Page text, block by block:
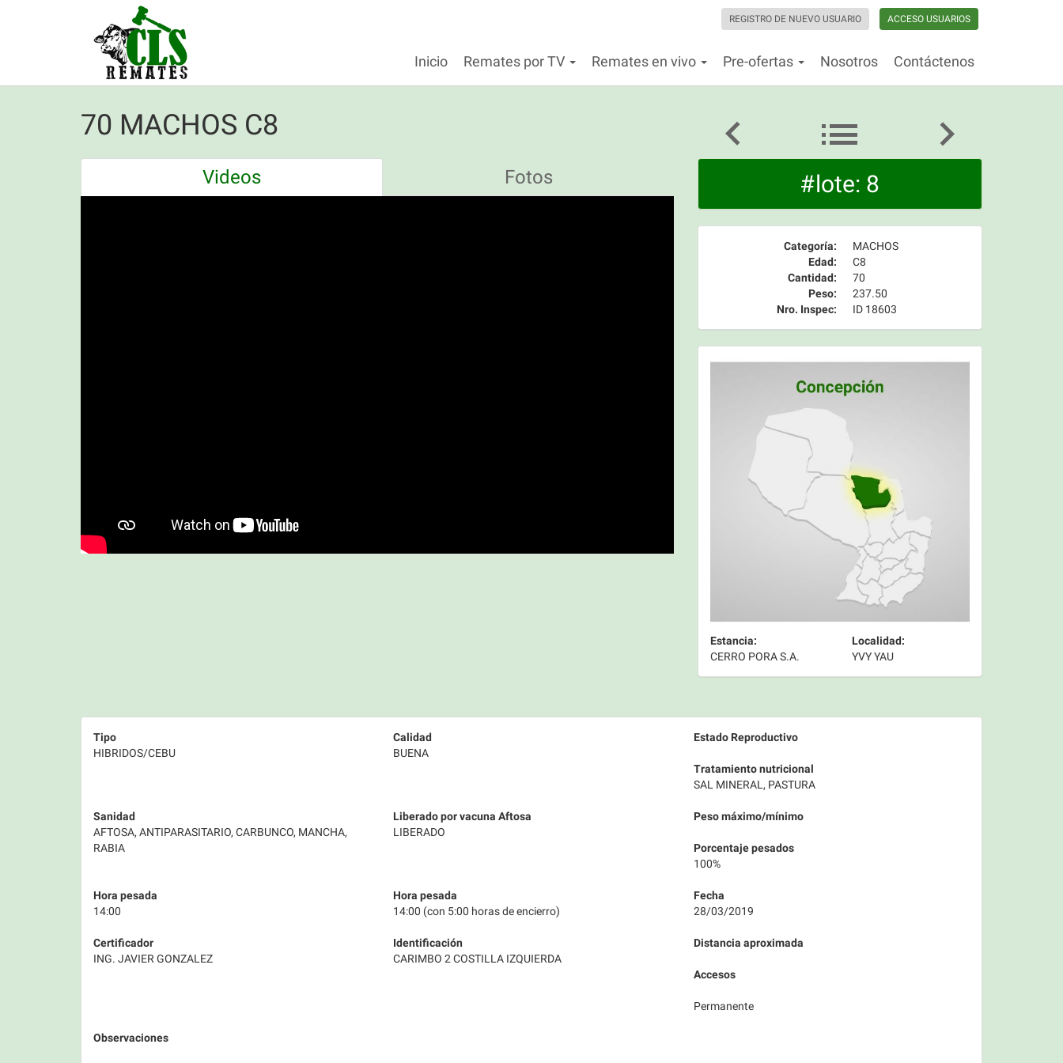
REGISTRO DE NUEVO USUARIO ACCESO USUARIOS
Inicio Remates por TV Remates en vivo Pre-ofertas Nosotros Contáctenos
70 MACHOS C8
Videos Fotos #lote: 8
Categoría:
MACHOS
Edad:
C8
Cantidad:
70
Peso:
237.50
Nro. Inspec:
ID 18603
Estancia:
CERRO PORA S.A.
Localidad:
YVY YAU
Tipo
HIBRIDOS/CEBU
Calidad
BUENA
Estado Reproductivo
Tratamiento nutricional
SAL MINERAL, PASTURA
Sanidad
AFTOSA, ANTIPARASITARIO, CARBUNCO, MANCHA,
RABIA
Liberado por vacuna Aftosa
LIBERADO
Peso máximo/mínimo
Porcentaje pesados
100%
Hora pesada
14:00
Hora pesada
14:00 (con 5:00 horas de encierro)
Fecha
28/03/2019
Certificador
ING. JAVIER GONZALEZ
Identificación
CARIMBO 2 COSTILLA IZQUIERDA
Distancia aproximada
Accesos
Permanente
Observaciones